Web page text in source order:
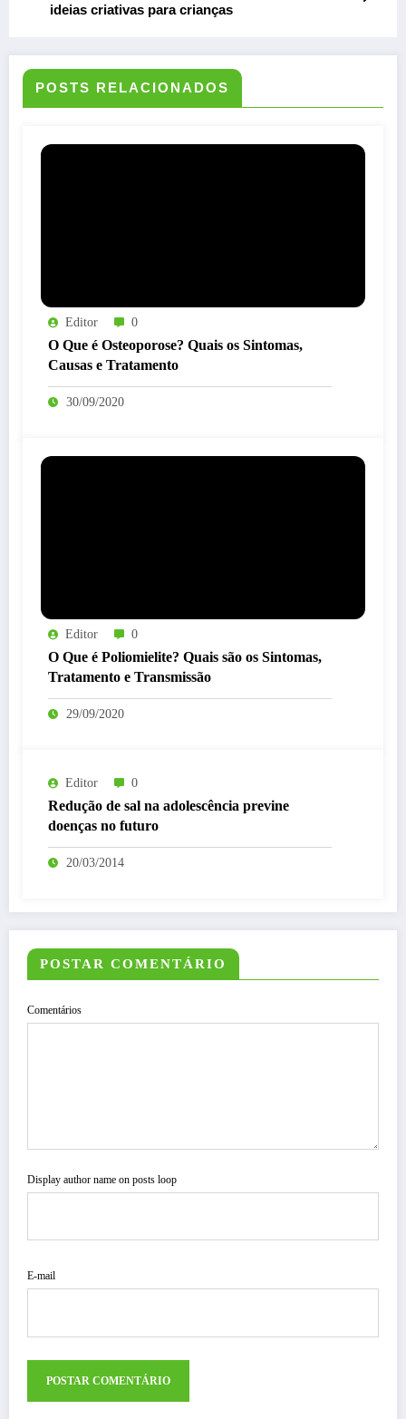
ideias criativas para crianças
POSTS RELACIONADOS
Editor 0
O Que é Osteoporose? Quais os Sintomas,
Causas e Tratamento
30/09/2020
Editor 0
O Que é Poliomielite? Quais são os Sintomas,
Tratamento e Transmissão
29/09/2020
Editor 0
Redução de sal na adolescência previne
doenças no futuro
20/03/2014
POSTAR COMENTÁRIO
Comentários
Display author name on posts loop
E-mail